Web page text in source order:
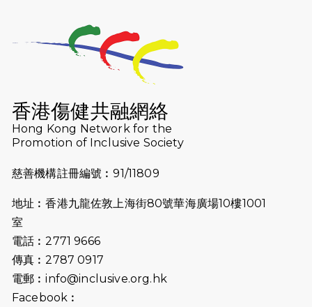
2026-07-23
猛龍長跑隊恆常練習 - 7月23日
（19:00開始）
猛龍長跑隊恆常練習 - 7月16日
2026-07-10
【猛龍戈壁118公里分享暨香港傷健共
融網絡15周年晚宴】
2026-07-09
猛龍長跑隊恆常練習 - 7月9日（19:00
2026-07-02
2026-06-25
（19:00開始）
香港傷健共融網絡
Hong Kong Network for the
Promotion of Inclusive Society
慈善機構註冊編號︰91/11809
地址︰香港九龍佐敦上海街80號華海廣場10樓1001
室
電話︰2771 9666
傳真︰2787 0917
電郵︰info@inclusive.org.hk
Facebook︰